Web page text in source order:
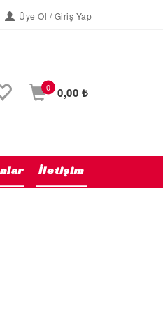
Üye Ol / Giriş Yap
0 0,00 ₺
İletişim